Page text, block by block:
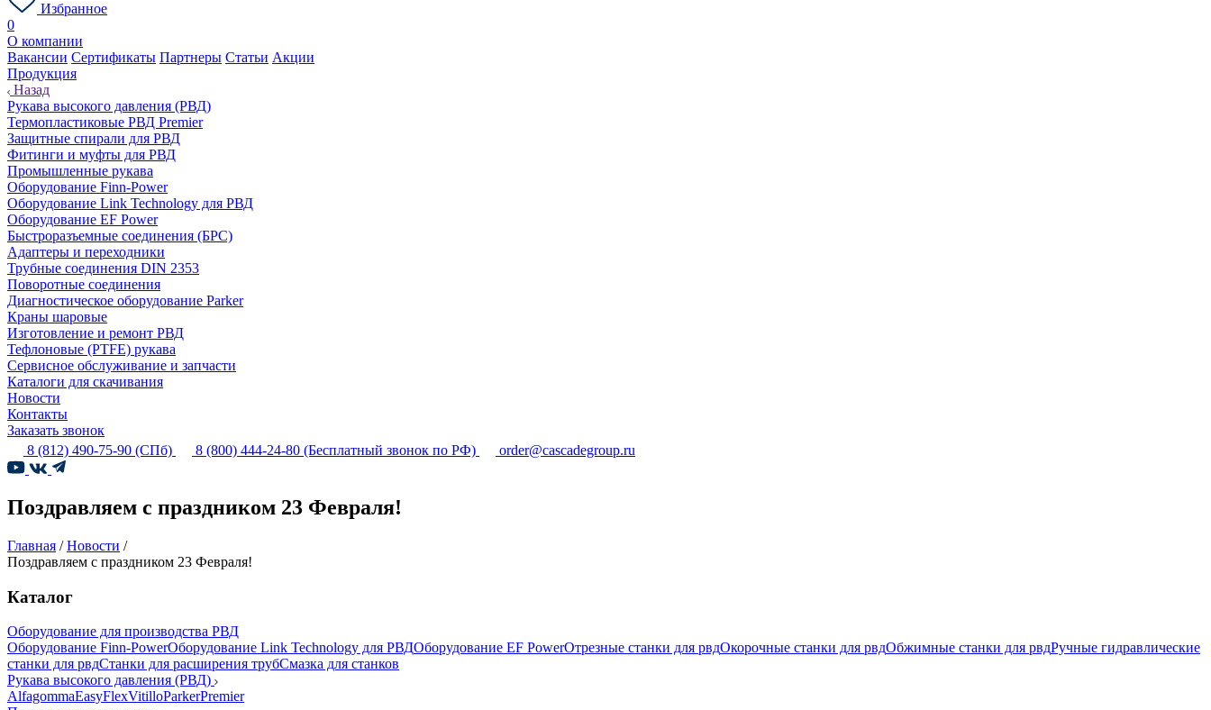
Избранное
0
О компании
Вакансии Сертификаты Партнеры Статьи Акции
Продукция
Назад
Рукава высокого давления (РВД)
Термопластиковые РВД Premier
Защитные спирали для РВД
Фитинги и муфты для РВД
Промышленные рукава
Оборудование Finn-Power
Оборудование Link Technology для РВД
Оборудование EF Power
Быстроразъемные соединения (БРС)
Адаптеры и переходники
Трубные соединения DIN 2353
Поворотные соединения
Диагностическое оборудование Parker
Краны шаровые
Изготовление и ремонт РВД
Тефлоновые (PTFE) рукава
Сервисное обслуживание и запчасти
Каталоги для скачивания
Новости
Контакты
Заказать звонок
8 (812) 490-75-90 (СПб) 8 (800) 444-24-80 (Бесплатный звонок по РФ) order@cascadegroup.ru
Поздравляем с праздником 23 Февраля!
Главная /Новости /
Поздравляем с праздником 23 Февраля!
Каталог
Оборудование для производства РВД
Оборудование Finn-PowerОборудование Link Technology для РВДОборудование EF PowerОтрезные станки для рвдОкорочные станки для рвдОбжимные станки для рвдРучные гидравлические
станки для рвдСтанки для расширения трубСмазка для станков
Рукава высокого давления (РВД)
AlfagommaEasyFlexVitilloParkerPremier